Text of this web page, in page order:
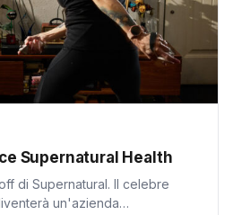
Supernatural Health
di Supernatural. Il celebre
un'azienda